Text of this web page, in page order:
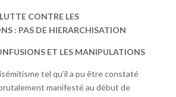
CONTRE LES
: PAS DE HIERARCHISATION
ET LES MANIPULATIONS
tel qu’il a pu être constaté
manifesté au début de